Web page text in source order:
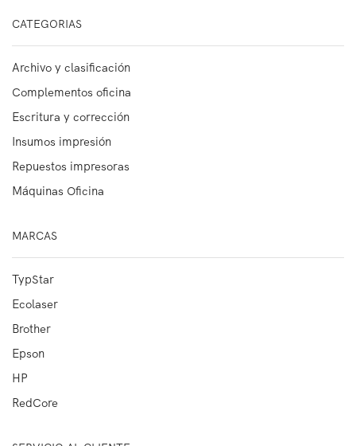
CATEGORIAS
Archivo y clasificación
Complementos oficina
Escritura y corrección
Insumos impresión
Repuestos impresoras
Máquinas Oficina
MARCAS
TypStar
Ecolaser
Brother
Epson
HP
RedCore